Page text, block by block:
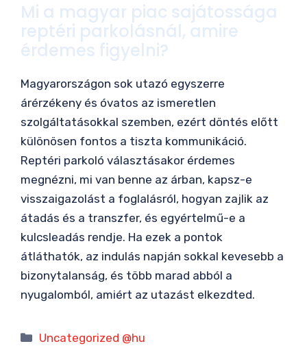
Mi a magyar piac sajátossága
reptéri parkolásnál, amire
érdemes figyelni?
Magyarországon sok utazó egyszerre
árérzékeny és óvatos az ismeretlen
szolgáltatásokkal szemben, ezért döntés előtt
különösen fontos a tiszta kommunikáció.
Reptéri parkoló választásakor érdemes
megnézni, mi van benne az árban, kapsz-e
visszaigazolást a foglalásról, hogyan zajlik az
átadás és a transzfer, és egyértelmű-e a
kulcsleadás rendje. Ha ezek a pontok
átláthatók, az indulás napján sokkal kevesebb a
bizonytalanság, és több marad abból a
nyugalomból, amiért az utazást elkezdted.
Kategória
Uncategorized @hu